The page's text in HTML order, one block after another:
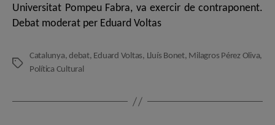
Universitat Pompeu Fabra, va exercir de contraponent.
Debat moderat per Eduard Voltas
Etiquetes
Catalunya,debat, Eduard Voltas, Lluís Bonet, Milagros Pérez Oliva,
Política Cultural